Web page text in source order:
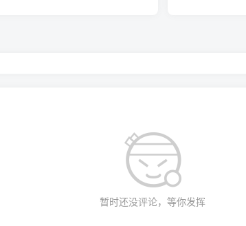
块：
上安装电磁流量计，实时监测灭火剂的瞬时流量（
暂时还没评论，等你发挥